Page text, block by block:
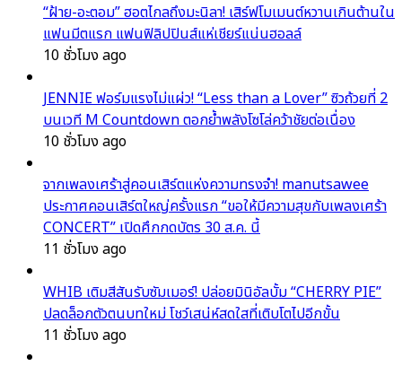
“ฝ้าย-อะตอม” ฮอตไกลถึงมะนิลา! เสิร์ฟโมเมนต์หวานเกินต้านใน
แฟนมีตแรก แฟนฟิลิปปินส์แห่เชียร์แน่นฮอลล์
10 ชั่วโมง ago
JENNIE ฟอร์มแรงไม่แผ่ว! “Less than a Lover” ซิวถ้วยที่ 2
บนเวที M Countdown ตอกย้ำพลังโซโล่คว้าชัยต่อเนื่อง
10 ชั่วโมง ago
จากเพลงเศร้าสู่คอนเสิร์ตแห่งความทรงจำ! manutsawee
ประกาศคอนเสิร์ตใหญ่ครั้งแรก “ขอให้มีความสุขกับเพลงเศร้า
CONCERT” เปิดศึกกดบัตร 30 ส.ค. นี้
11 ชั่วโมง ago
WHIB เติมสีสันรับซัมเมอร์! ปล่อยมินิอัลบั้ม “CHERRY PIE”
ปลดล็อกตัวตนบทใหม่ โชว์เสน่ห์สดใสที่เติบโตไปอีกขั้น
11 ชั่วโมง ago